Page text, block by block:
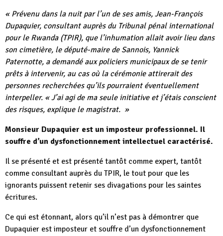
« Prévenu dans la nuit par l’un de ses amis, Jean-François
Dupaquier, consultant auprès du Tribunal pénal international
pour le Rwanda (TPIR), que l’inhumation allait avoir lieu dans
son cimetière, le député-maire de Sannois, Yannick
Paternotte, a demandé aux policiers municipaux de se tenir
prêts à intervenir, au cas où la cérémonie attirerait des
personnes recherchées qu’ils pourraient éventuellement
interpeller. « J’ai agi de ma seule initiative et j’étais conscient
des risques, explique le magistrat. »
Monsieur Dupaquier est un imposteur professionnel. Il
souffre d’un dysfonctionnement intellectuel caractérisé.
Il se présenté et est présenté tantôt comme expert, tantôt
comme consultant auprès du TPIR, le tout pour que les
ignorants puissent retenir ses divagations pour les saintes
écritures.
Ce qui est étonnant, alors qu’il n’est pas à démontrer que
Dupaquier est imposteur et souffre d’un dysfonctionnement